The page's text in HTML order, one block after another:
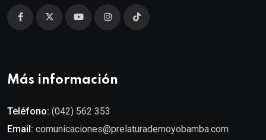
Más información
Teléfono: (042) 562 353
Email: comunicaciones@prelaturademoyobamba.com